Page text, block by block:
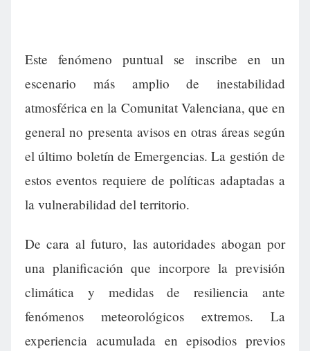
Este fenómeno puntual se inscribe en un
escenario más amplio de inestabilidad
atmosférica en la Comunitat Valenciana, que en
general no presenta avisos en otras áreas según
el último boletín de Emergencias. La gestión de
estos eventos requiere de políticas adaptadas a
la vulnerabilidad del territorio.
De cara al futuro, las autoridades abogan por
una planificación que incorpore la previsión
climática y medidas de resiliencia ante
fenómenos meteorológicos extremos. La
experiencia acumulada en episodios previos